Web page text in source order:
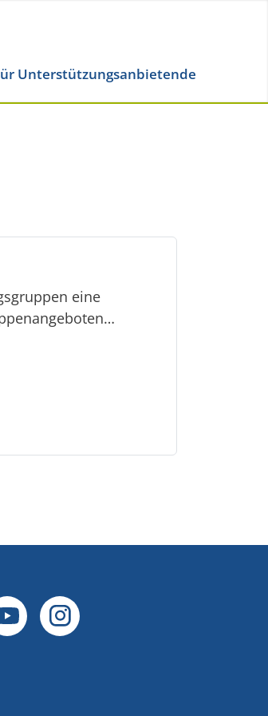
Unterstützungsanbietende
eine